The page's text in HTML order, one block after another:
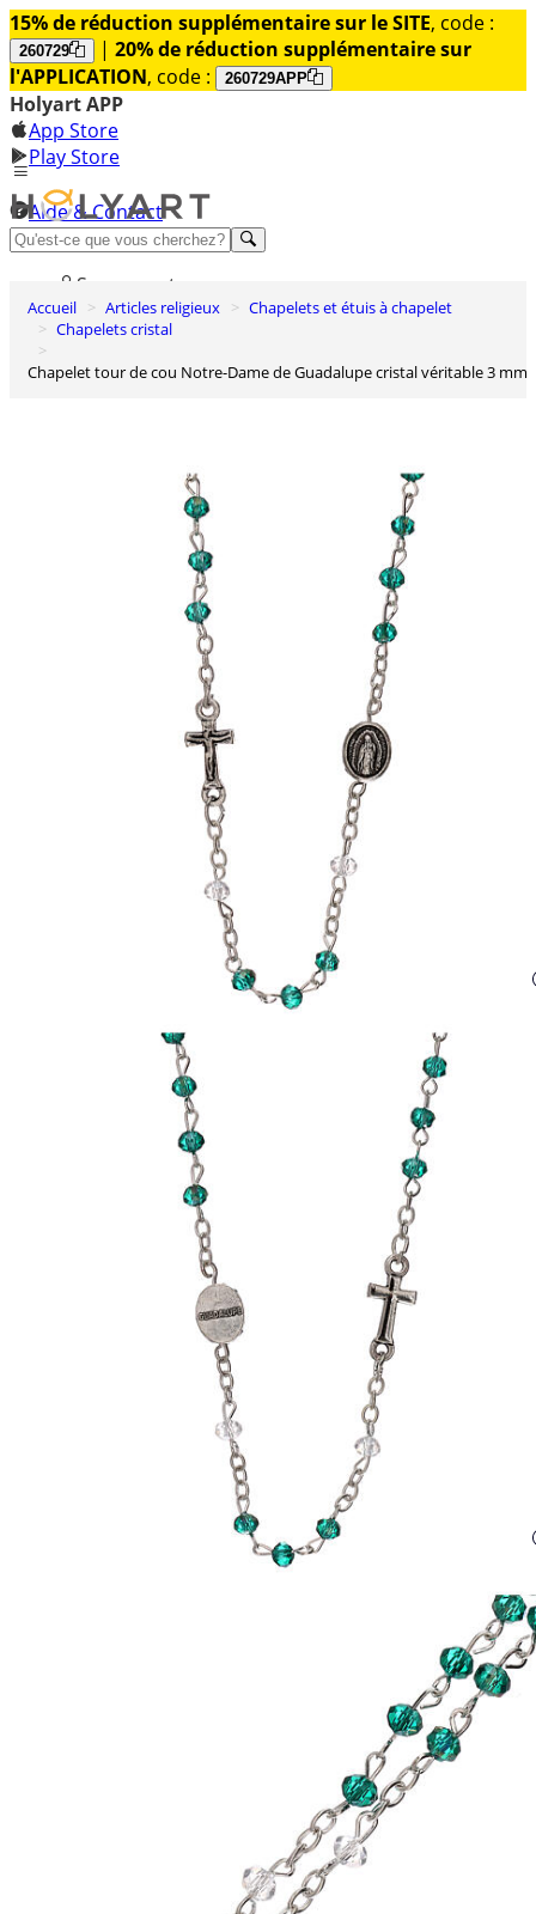
15% de réduction supplémentaire sur le SITE, code :
260729 | 20% de réduction supplémentaire sur
l'APPLICATION, code : 260729APP
Holyart APP
App Store
Play Store
Aide & Contact
Découvrez Premium
Se connecter
Liste des envies
Panier
Accueil Articles religieux
Chapelets et étuis à chapelet
Chapelets cristal
Chapelet tour de cou Notre-Dame de Guadalupe cristal véritable 3 mm